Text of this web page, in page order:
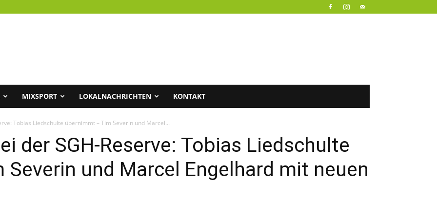
MIXSPORT LOKALNACHRICHTEN KONTAKT
Tobias Liedschulte übernimmt – Tim Severin und Marcel...
der SGH-Reserve: Tobias Liedschulte
und Marcel Engelhard mit neuen